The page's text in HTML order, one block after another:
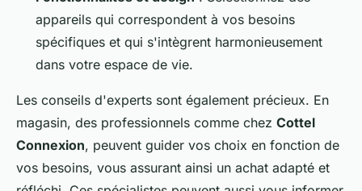
appareils qui correspondent à vos besoins
spécifiques et qui s'intègrent harmonieusement
dans votre espace de vie.
Les conseils d'experts sont également précieux. En
magasin, des professionnels comme chez Cottel
Connexion, peuvent guider vos choix en fonction de
vos besoins, vous assurant ainsi un achat adapté et